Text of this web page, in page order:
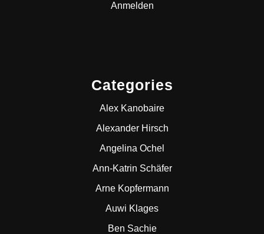
Anmelden
Categories
Alex Kanobaire
Alexander Hirsch
Angelina Ochel
Ann-Katrin Schäfer
Arne Kopfermann
Auwi Klages
Ben Sachie